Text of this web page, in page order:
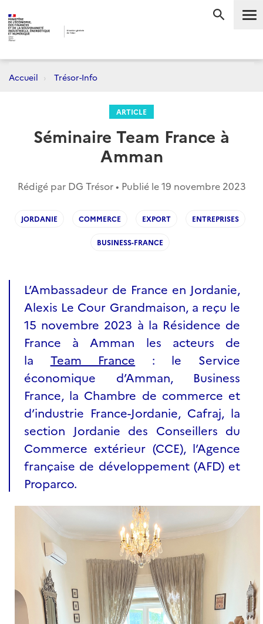
Accueil Trésor-Info
ARTICLE
Séminaire Team France à
Amman
Rédigé par DG Trésor • Publié le19 novembre 2023
JORDANIE COMMERCE EXPORT ENTREPRISES
BUSINESS-FRANCE
L’Ambassadeur de France en Jordanie,
Alexis Le Cour Grandmaison, a reçu le
15 novembre 2023 à la Résidence de
France à Amman les acteurs de
la Team France : le Service
économique d’Amman, Business
France, la Chambre de commerce et
d’industrie France-Jordanie, Cafraj, la
section Jordanie des Conseillers du
Commerce extérieur (CCE), l’Agence
française de développement (AFD) et
Proparco.